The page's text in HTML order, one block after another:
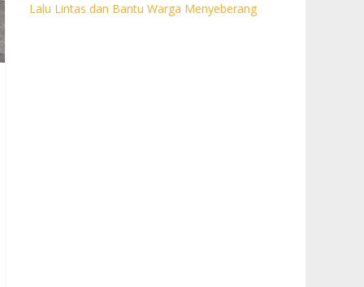
Lalu Lintas dan Bantu Warga Menyeberang